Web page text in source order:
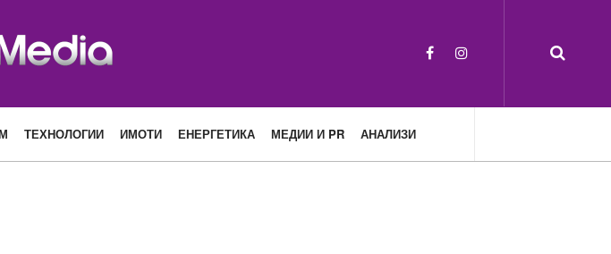
ТЕХНОЛОГИИ ИМОТИ ЕНЕРГЕТИКА МЕДИИ И PR АНАЛИЗИ